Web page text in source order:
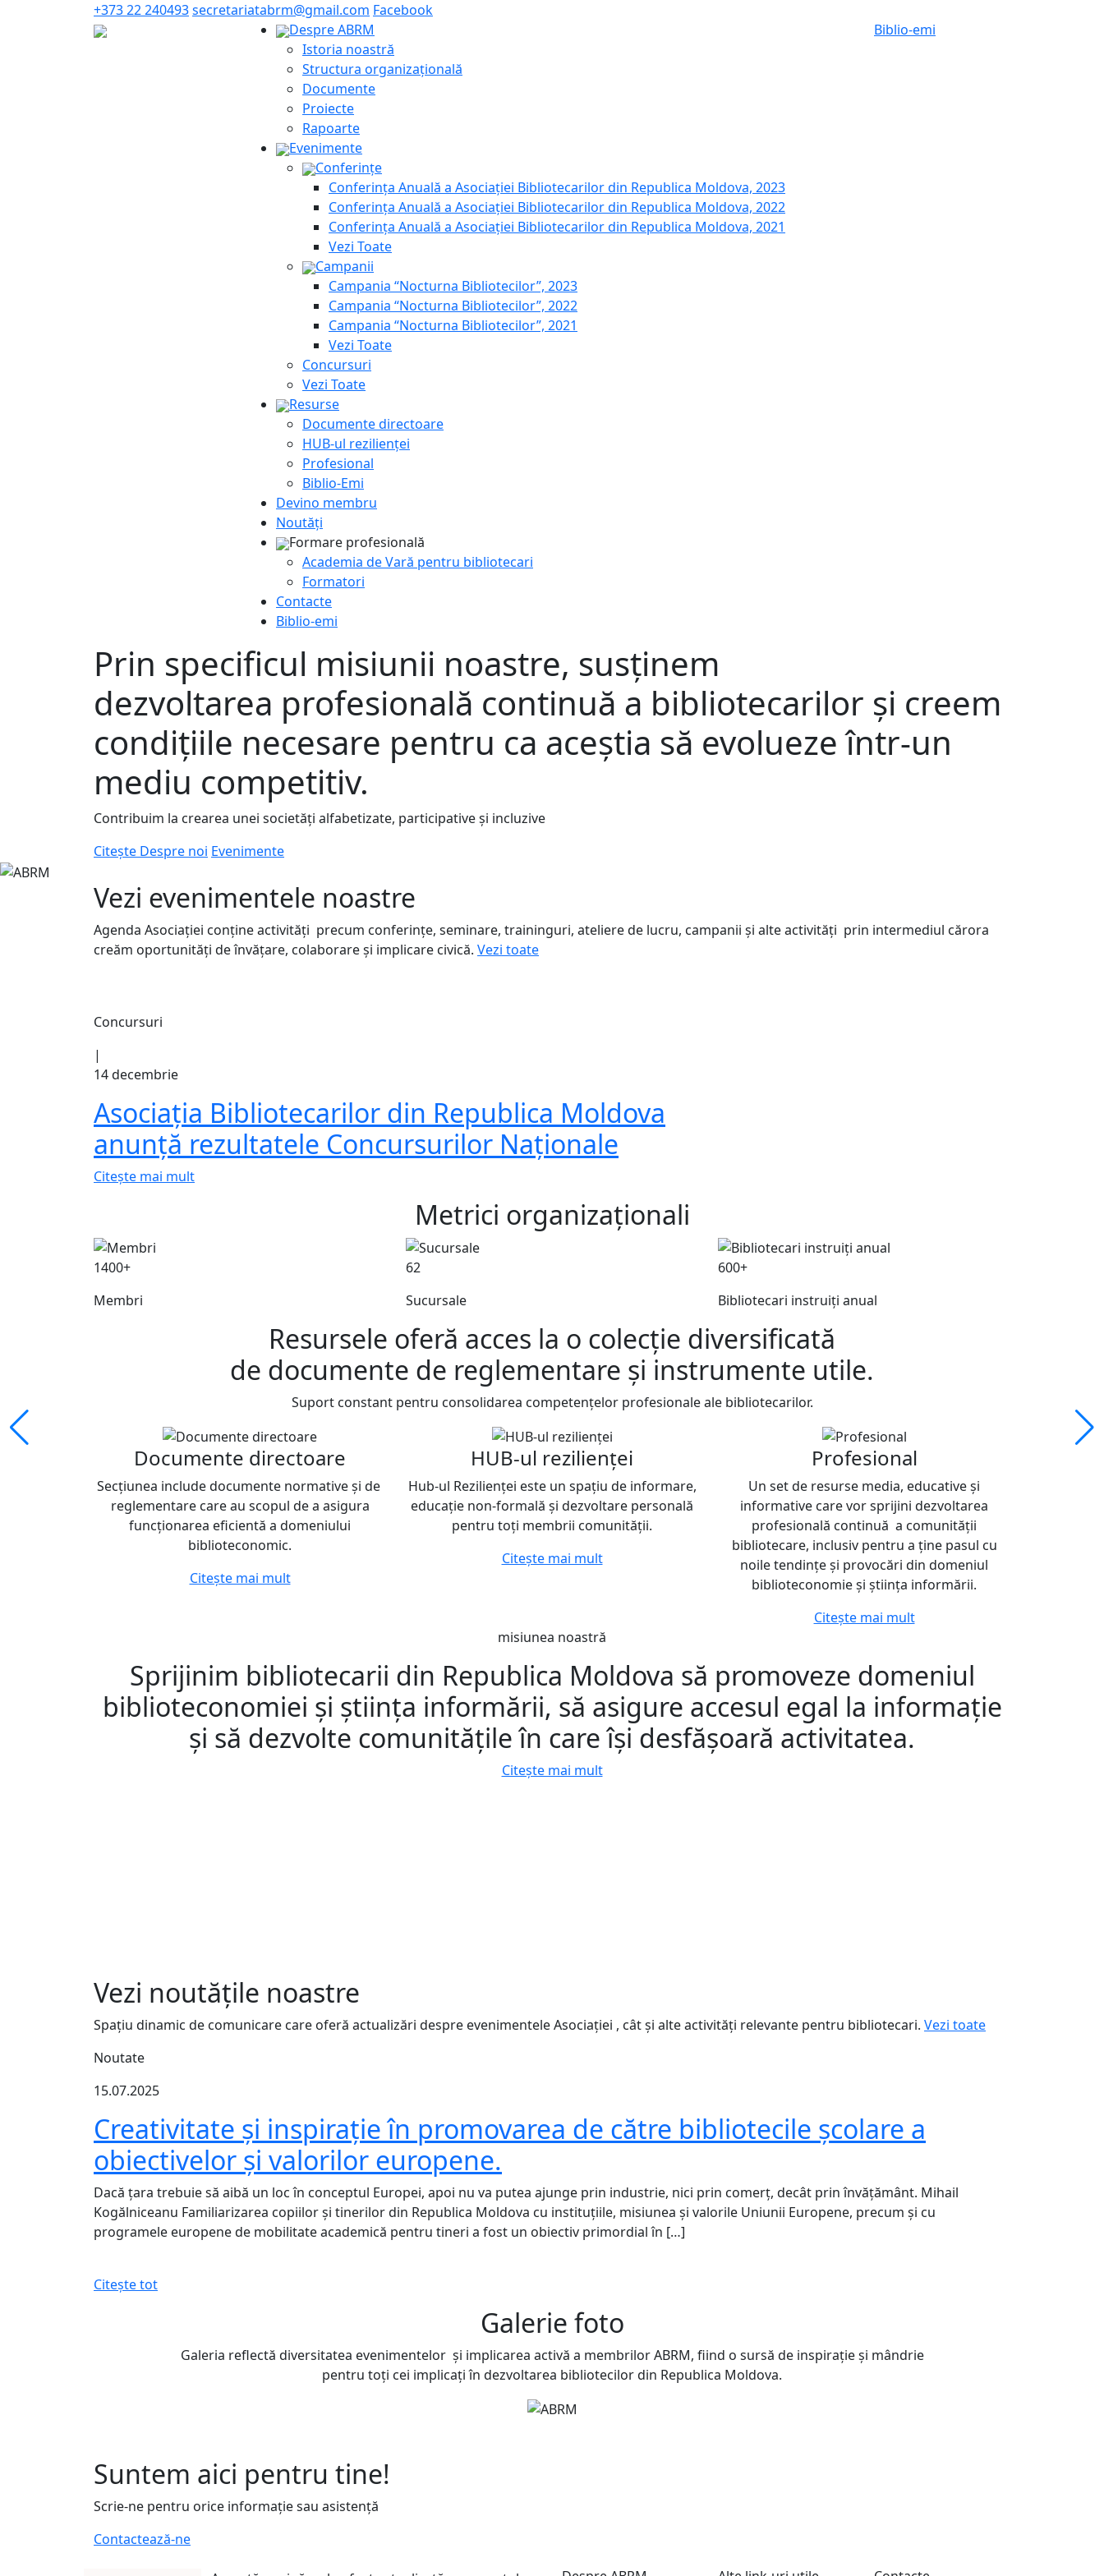
+373 22 240493secretariatabrm@gmail.com Facebook
Despre ABRM
Istoria noastră
Structura organizațională
Documente
Proiecte
Rapoarte
Evenimente
Conferințe
Conferința Anuală a Asociației Bibliotecarilor din Republica Moldova, 2023
Conferința Anuală a Asociației Bibliotecarilor din Republica Moldova, 2022
Conferința Anuală a Asociației Bibliotecarilor din Republica Moldova, 2021
Vezi Toate
Campanii
Campania “Nocturna Bibliotecilor”, 2023
Campania “Nocturna Bibliotecilor”, 2022
Campania “Nocturna Bibliotecilor”, 2021
Vezi Toate
Concursuri
Vezi Toate
Resurse
Documente directoare
HUB-ul rezilienței
Profesional
Biblio-Emi
Devino membru
Noutăți
Formare profesională
Academia de Vară pentru bibliotecari
Formatori
Contacte
Biblio-emi
Biblio-emi
Prin specificul misiunii noastre, susținem
dezvoltarea profesională continuă a bibliotecarilor și creem
condițiile necesare pentru ca aceștia să evolueze într-un
mediu competitiv.
Contribuim la crearea unei societăți alfabetizate, participative și incluzive
Citește Despre noi Evenimente
Vezi evenimentele noastre
Agenda Asociației conține activități precum conferințe, seminare, traininguri, ateliere de lucru, campanii și alte activități prin intermediul cărora
creăm oportunități de învățare, colaborare și implicare civică. Vezi toate
Concursuri
|
14 decembrie
Asociația Bibliotecarilor din Republica Moldova
anunță rezultatele Concursurilor Naționale
Citește mai mult
Metrici organizaționali
1400+
Membri
62
Sucursale
600+
Bibliotecari instruiți anual
Resursele oferă acces la o colecție diversificată
de documente de reglementare și instrumente utile.
Suport constant pentru consolidarea competențelor profesionale ale bibliotecarilor.
Documente directoare
Secțiunea include documente normative și de
reglementare care au scopul de a asigura
funcționarea eficientă a domeniului
biblioteconomic.
Citește mai mult
HUB-ul rezilienței
Hub-ul Rezilienței este un spațiu de informare,
educație non-formală și dezvoltare personală
pentru toți membrii comunității.
Citește mai mult
Profesional
Un set de resurse media, educative și
informative care vor sprijini dezvoltarea
profesională continuă a comunității
bibliotecare, inclusiv pentru a ține pasul cu
noile tendințe și provocări din domeniul
biblioteconomie și știința informării.
Citește mai mult
misiunea noastră
Sprijinim bibliotecarii din Republica Moldova să promoveze domeniul
biblioteconomiei și știința informării, să asigure accesul egal la informație
și să dezvolte comunitățile în care își desfășoară activitatea.
Citește mai mult
Vezi noutățile noastre
Spațiu dinamic de comunicare care oferă actualizări despre evenimentele Asociației , cât și alte activități relevante pentru bibliotecari. Vezi toate
Noutate
15.07.2025
Creativitate și inspirație în promovarea de către bibliotecile școlare a
obiectivelor și valorilor europene.
Dacă țara trebuie să aibă un loc în conceptul Europei, apoi nu va putea ajunge prin industrie, nici prin comerţ, decât prin învăţământ. Mihail
Kogălniceanu Familiarizarea copiilor şi tinerilor din Republica Moldova cu instituţiile, misiunea şi valorile Uniunii Europene, precum şi cu
programele europene de mobilitate academică pentru tineri a fost un obiectiv primordial în […]
Citește tot
Galerie foto
Galeria reflectă diversitatea evenimentelor și implicarea activă a membrilor ABRM, fiind o sursă de inspirație și mândrie
pentru toți cei implicați în dezvoltarea bibliotecilor din Republica Moldova.
Suntem aici pentru tine!
Scrie-ne pentru orice informație sau asistență
Contactează-ne